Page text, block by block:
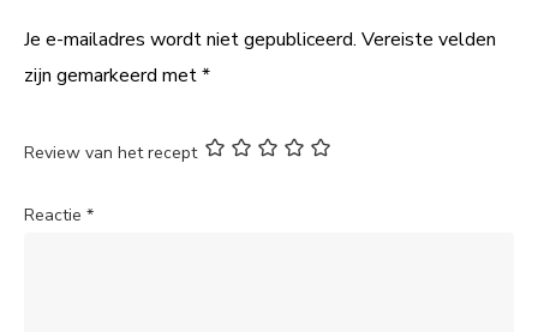
Je e-mailadres wordt niet gepubliceerd. Vereiste velden
zijn gemarkeerd met*
Review van het recept
Reactie *